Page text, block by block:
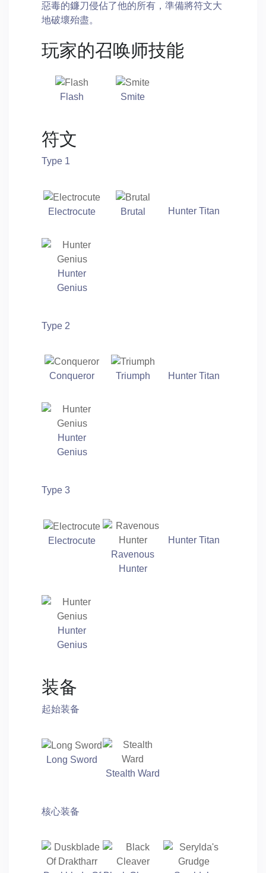
惡毒的鐮刀侵佔了他的所有，準備將符文大
地破壞殆盡。
玩家的召唤师技能
Flash Smite
符文
Type 1
Electrocute Brutal Hunter Titan
Hunter
Genius
Type 2
Conqueror Triumph Hunter Titan
Hunter
Genius
Type 3
Electrocute
Ravenous
Hunter
Hunter Titan
Hunter
Genius
装备
起始装备
Long Sword
Stealth Ward
核心装备